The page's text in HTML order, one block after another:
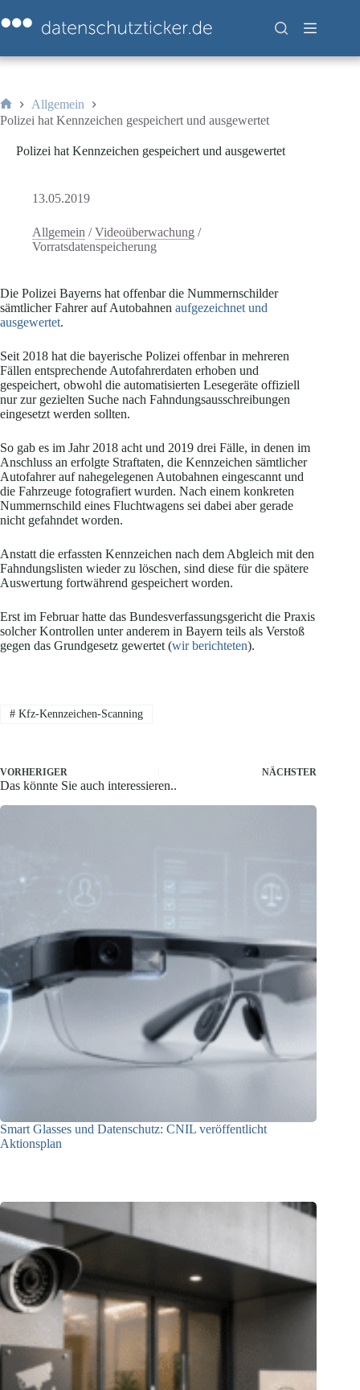
Inhalt
springen
Start
Allgemein
Polizei hat Kennzeichen gespeichert und ausgewertet
Polizei hat Kennzeichen gespeichert und ausgewertet
13.05.2019
Allgemein /Videoüberwachung /
Vorratsdatenspeicherung
Die Polizei Bayerns hat offenbar die Nummernschilder
sämtlicher Fahrer auf Autobahnen aufgezeichnet und
ausgewertet.
Seit 2018 hat die bayerische Polizei offenbar in mehreren
Fällen entsprechende Autofahrerdaten erhoben und
gespeichert, obwohl die automatisierten Lesegeräte offiziell
nur zur gezielten Suche nach Fahndungsausschreibungen
eingesetzt werden sollten.
So gab es im Jahr 2018 acht und 2019 drei Fälle, in denen im
Anschluss an erfolgte Straftaten, die Kennzeichen sämtlicher
Autofahrer auf nahegelegenen Autobahnen eingescannt und
die Fahrzeuge fotografiert wurden. Nach einem konkreten
Nummernschild eines Fluchtwagens sei dabei aber gerade
nicht gefahndet worden.
Anstatt die erfassten Kennzeichen nach dem Abgleich mit den
Fahndungslisten wieder zu löschen, sind diese für die spätere
Auswertung fortwährend gespeichert worden.
Erst im Februar hatte das Bundesverfassungsgericht die Praxis
solcher Kontrollen unter anderem in Bayern teils als Verstoß
gegen das Grundgesetz gewertet (wir berichteten).
#Kfz-Kennzeichen-Scanning
VORHERIGER NÄCHSTER
Das könnte Sie auch interessieren..
Smart Glasses und Datenschutz: CNIL veröffentlicht
Aktionsplan